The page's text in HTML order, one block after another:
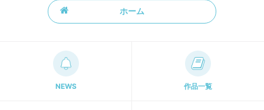
ホーム
NEWS 作品一覧